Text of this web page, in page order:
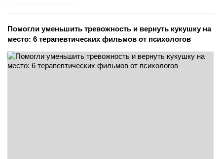
Помогли уменьшить тревожность и вернуть кукушку на
место: 6 терапевтических фильмов от психологов